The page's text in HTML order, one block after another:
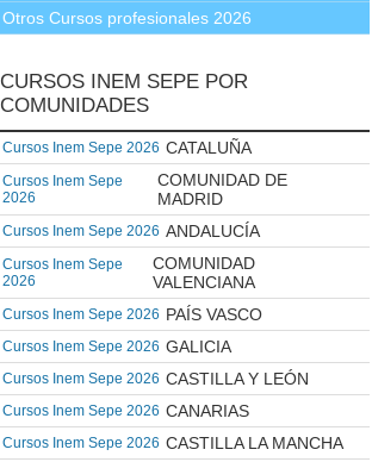
Otros Cursos profesionales 2026
CURSOS INEM SEPE POR
COMUNIDADES
Cursos Inem Sepe 2026 CATALUÑA
Cursos Inem Sepe
2026
COMUNIDAD DE
MADRID
Cursos Inem Sepe 2026 ANDALUCÍA
Cursos Inem Sepe
2026
COMUNIDAD
VALENCIANA
Cursos Inem Sepe 2026 PAÍS VASCO
Cursos Inem Sepe 2026 GALICIA
Cursos Inem Sepe 2026 CASTILLA Y LEÓN
Cursos Inem Sepe 2026 CANARIAS
Cursos Inem Sepe 2026 CASTILLA LA MANCHA